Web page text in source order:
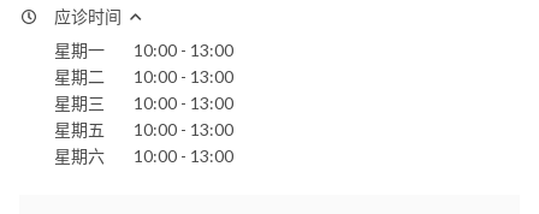
应诊时间
星期一
10:00 - 13:00
星期二
10:00 - 13:00
星期三
10:00 - 13:00
星期五
10:00 - 13:00
星期六
10:00 - 13:00